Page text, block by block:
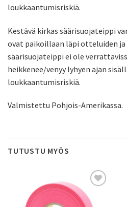
loukkaantumisriskiä.
Kestävä kirkas säärisuojateippi
ovat paikoillaan läpi otteluiden
säärisuojateippi ei ole
heikkenee/venyy lyhyen ajan
loukkaantumisriskiä.
Valmistettu Pohjois-Amerikassa.
TUTUSTU MYÖS